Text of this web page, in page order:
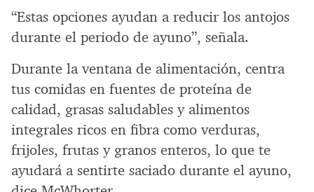
“Estas opciones ayudan a reducir los antojos
durante el periodo de ayuno”, señala.
Durante la ventana de alimentación, centra
tus comidas en fuentes de proteína de
calidad, grasas saludables y alimentos
integrales ricos en fibra como verduras,
frijoles, frutas y granos enteros, lo que te
ayudará a sentirte saciado durante el ayuno,